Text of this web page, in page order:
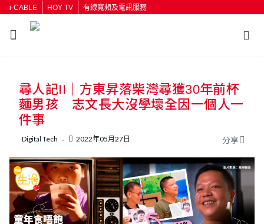
i-CABLE HOY TV 有線寬頻及電訊服務
按輸入鍵開始搜尋
尋人記II｜方東昇落柴灣尋獲30年前杯
麵男孩 志文長大沒學壞全因一個人一
件事
Digital Tech 2022年05月27日 分享